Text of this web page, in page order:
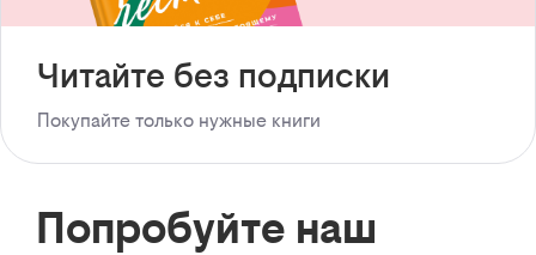
Читайте без подписки
Покупайте только нужные книги
Попробуйте наш